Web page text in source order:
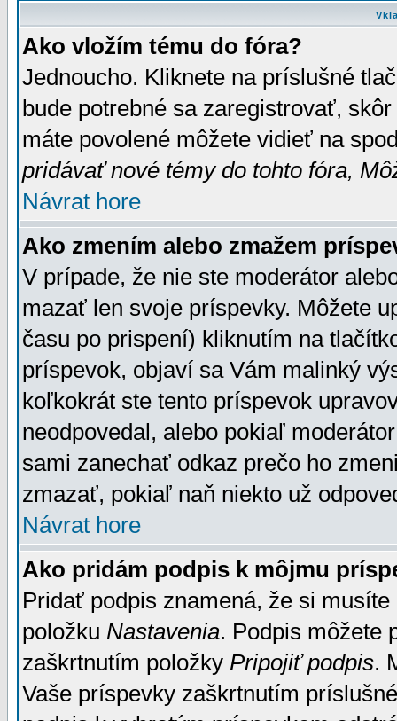
Ako vložím tému do fóra?
Jednoucho. Kliknete na príslušné
bude potrebné sa zaregistrovať,
máte povolené môžete vidieť na
pridávať nové témy do tohto fóra,
Návrat hore
Ako zmením alebo zmažem
V prípade, že nie ste moderátor
mazať len svoje príspevky. Môžete
času po prispení) kliknutím na
príspevok, objaví sa Vám malinký
koľkokrát ste tento príspevok
neodpovedal, alebo pokiaľ
sami zanechať odkaz prečo ho
zmazať, pokiaľ naň niekto už
Návrat hore
Ako pridám podpis k môjmu
Pridať podpis znamená, že si
položku Nastavenia. Podpis môžete
zaškrtnutím položky Pripojiť podpis.
Vaše príspevky zaškrtnutím